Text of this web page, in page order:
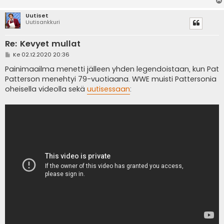
Uutiset
Uutisankkuri
Re: Kevyet mullat
V
e
s
t
i
Ke 02.12.2020 20:36
Painimaailma menetti jälleen yhden legendoistaan, kun Pat
Patterson menehtyi 79-vuotiaana. WWE muisti Pattersonia
oheisella videolla sekä uutisessaan: